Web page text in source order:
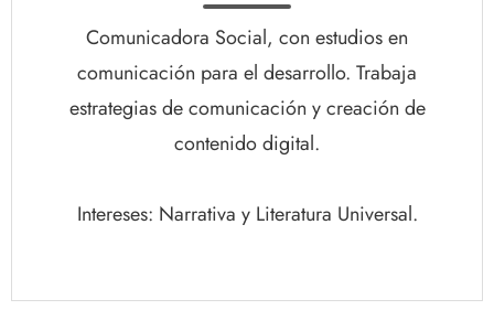
Comunicadora Social, con estudios en
comunicación para el desarrollo. Trabaja
estrategias de comunicación y creación de
contenido digital.
Intereses: Narrativa y Literatura Universal.